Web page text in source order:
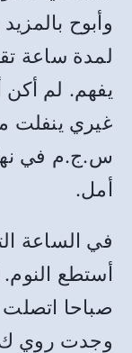
وأبوح
لمدة ساعة
يفهم. لم
غيري ينفلت
س.ج.م في
أمل.
في الساعة
أستطع النوم.
صباحا
وجدت روي